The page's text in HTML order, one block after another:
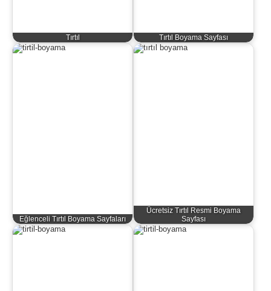
Tırtıl Tırtıl Boyama Sayfası
Eğlenceli Tırtıl Boyama Sayfaları
Ücretsiz Tırtıl Resmi Boyama
Sayfası